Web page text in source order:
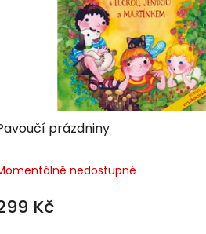
prázdniny
nedostupné
Kč